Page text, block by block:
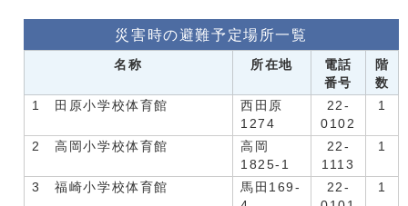
災害時の避難予定場所一覧
名称 所在地
電話
番号
階
数
1 田原小学校体育館
西田原
1274
22-
0102
1
2 高岡小学校体育館
高岡
1825-1
22-
1113
1
3 福崎小学校体育館
馬田169-
22-
1